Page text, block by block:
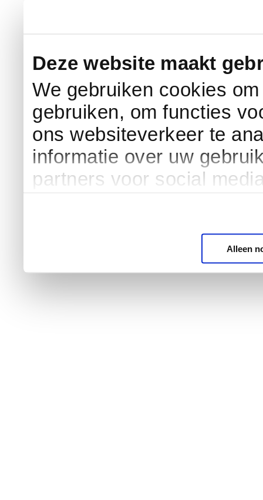
Deze website maakt
We gebruiken cookies
gebruiken, om functies
ons websiteverkeer te
informatie over uw
partners voor social
Alleen